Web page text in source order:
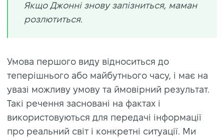
Якщо Джонні знову запізниться, маман
розлютиться.
Умова першого виду відноситься до
теперішнього або майбутнього часу, і має на
увазі можливу умову та ймовірний результат.
Такі речення засновані на фактах і
використовуються для передачі інформації
про реальний світ і конкретні ситуації. Ми